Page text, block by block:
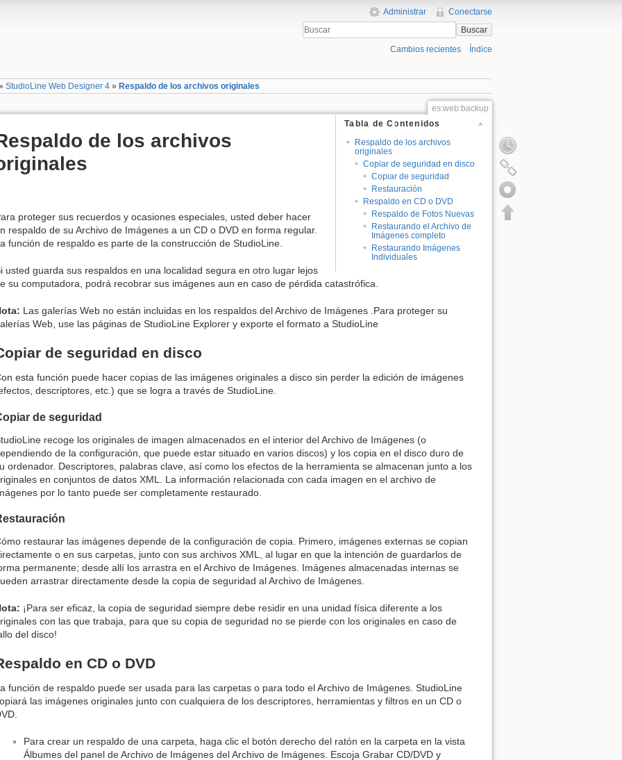
Administrar
Conectarse
Buscar
Cambios recientes Índice
StudioLine Web Designer 4 » Respaldo de los archivos originales
es:web:backup
Tabla de Contenidos
Respaldo de los archivos
originales
Copiar de seguridad en disco
Copiar de seguridad
Restauración
Respaldo en CD o DVD
Respaldo de Fotos Nuevas
Restaurando el Archivo de
Imágenes completo
Restaurando Imágenes
Individuales
de los archivos
proteger sus recuerdos y ocasiones especiales, usted deber hacer
respaldo de su Archivo de Imágenes a un CD o DVD en forma regular.
función de respaldo es parte de la construcción de StudioLine.
usted guarda sus respaldos en una localidad segura en otro lugar lejos
su computadora, podrá recobrar sus imágenes aun en caso de pérdida catastrófica.
Las galerías Web no están incluidas en los respaldos del Archivo de Imágenes .Para proteger su
Web, use las páginas de StudioLine Explorer y exporte el formato a StudioLine
de seguridad en disco
esta función puede hacer copias de las imágenes originales a disco sin perder la edición de imágenes
descriptores, etc.) que se logra a través de StudioLine.
de seguridad
recoge los originales de imagen almacenados en el interior del Archivo de Imágenes (o
de la configuración, que puede estar situado en varios discos) y los copia en el disco duro de
ordenador. Descriptores, palabras clave, así como los efectos de la herramienta se almacenan junto a los
en conjuntos de datos XML. La información relacionada con cada imagen en el archivo de
por lo tanto puede ser completamente restaurado.
restaurar las imágenes depende de la configuración de copia. Primero, imágenes externas se copian
o en sus carpetas, junto con sus archivos XML, al lugar en que la intención de guardarlos de
permanente; desde allí los arrastra en el Archivo de Imágenes. Imágenes almacenadas internas se
arrastrar directamente desde la copia de seguridad al Archivo de Imágenes.
¡Para ser eficaz, la copia de seguridad siempre debe residir en una unidad física diferente a los
con las que trabaja, para que su copia de seguridad no se pierde con los originales en caso de
del disco!
en CD o DVD
función de respaldo puede ser usada para las carpetas o para todo el Archivo de Imágenes. StudioLine
las imágenes originales junto con cualquiera de los descriptores, herramientas y filtros en un CD o
Para crear un respaldo de una carpeta, haga clic el botón derecho del ratón en la carpeta en la vista
Álbumes del panel de Archivo de Imágenes del Archivo de Imágenes. Escoja Grabar CD/DVD y